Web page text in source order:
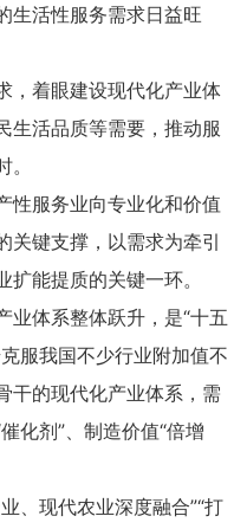
生活性服务需求日益旺
，着眼建设现代化产业体
生活品质等需要，推动服
性服务业向专业化和价值
关键支撑，以需求为牵引
能提质的关键一环。
业体系整体跃升，是“十五
服我国不少行业附加值不
干的现代化产业体系，需
化剂”、制造价值“倍增
、现代农业深度融合”“打